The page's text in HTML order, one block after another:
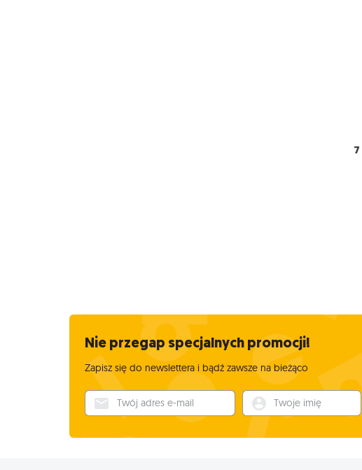
Nie przegap specjalnych promocji!
Zapisz się do newslettera i bądź zawsze na bieżąco
Twój adres e-mail Twoje imię